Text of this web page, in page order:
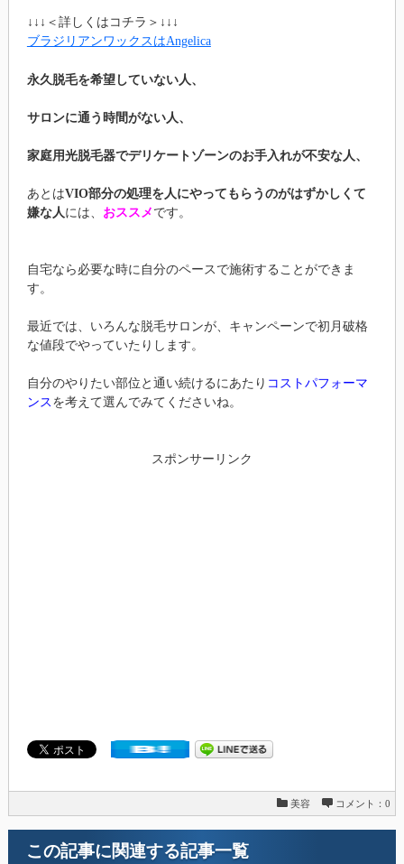
↓↓↓＜詳しくはコチラ＞↓↓↓
ブラジリアンワックスはAngelica
永久脱毛を希望していない人、
サロンに通う時間がない人、
家庭用光脱毛器でデリケートゾーンのお手入れが不安な人、
あとはVIO部分の処理を人にやってもらうのがはずかしくて
嫌な人 には、 おススメ です。
自宅なら必要な時に自分のペースで施術することができま
す。
最近では、いろんな脱毛サロンが、キャンペーンで初月破格
な値段でやっていたりします。
自分のやりたい部位と通い続けるにあたり コストパフォーマ
ンス を考えて選んでみてくださいね。
スポンサーリンク
美容 コメント：0
この記事に関連する記事一覧